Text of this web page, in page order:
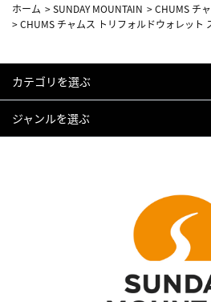
ホーム >SUNDAY MOUNTAIN >CHUMS チ
>CHUMS チャムス トリフォルドウォレット
カテゴリを選ぶ
ジャンルを選ぶ